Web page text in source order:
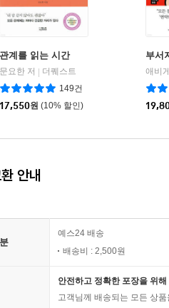
관계를 읽는 시간
문요한 저
더퀘스트
149건
17,550원 (10% 할인)
부서
안내
예스24 배송
배송비 : 2,500원
안전하고 정확한 포장을 위
고객님께 배송되는 모든 상